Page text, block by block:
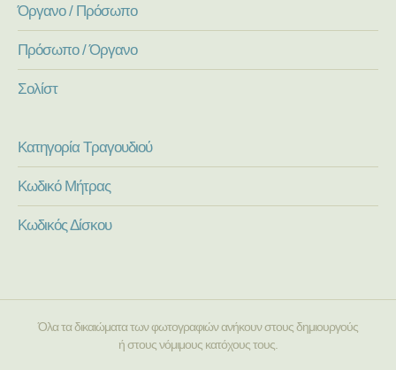
Όργανο / Πρόσωπο
Πρόσωπο / Όργανο
Σολίστ
Κατηγορία Τραγουδιού
Κωδικό Μήτρας
Κωδικός Δίσκου
Όλα τα δικαιώματα των φωτογραφιών ανήκουν στους δημιουργούς
ή στους νόμιμους κατόχους τους.